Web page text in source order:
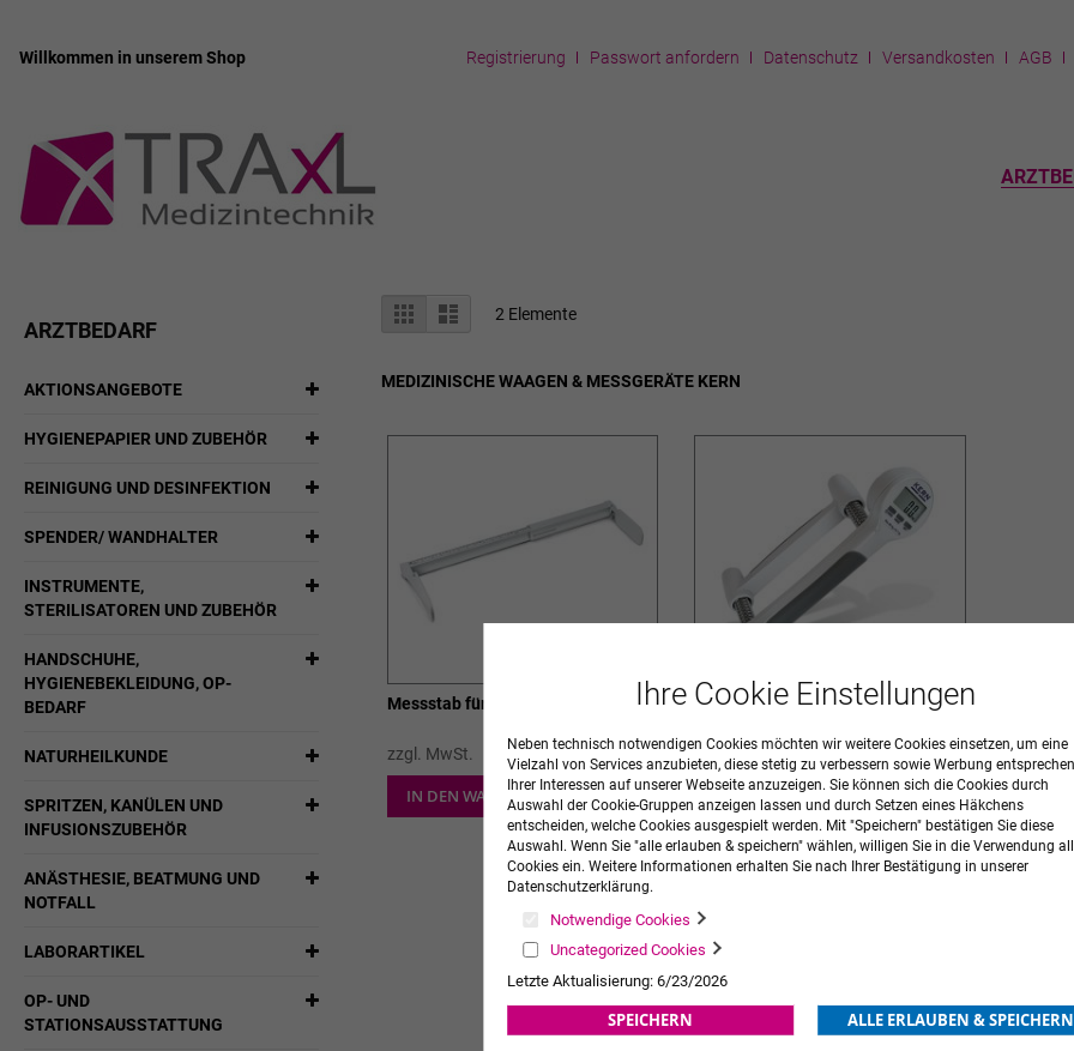
Zum
Willkommen in unserem Shop Registrierung Passwort anfordern Datenschutz Versandkosten AGB
Anzeigen
als
Liste Liste 2 Elemente
MEDIZINISCHE WAAGEN & MESSGERÄTE KERN
Messstab für Babywaage
zzgl. MwSt. 139,00 €
IN DEN WARENKORB ZUR
WUNSCHLISTE
HINZUFÜGEN
Handkraftmesser KERN MAP
zzgl. MwSt. 229,00 €
IN DEN WARENKORB ZUR
WUNSCHLISTE
HINZUFÜGEN
ARZTBEDARF
AKTIONSANGEBOTE
HYGIENEPAPIER UND ZUBEHÖR
REINIGUNG UND DESINFEKTION
SPENDER/ WANDHALTER
INSTRUMENTE,
STERILISATOREN UND ZUBEHÖR
HANDSCHUHE,
HYGIENEBEKLEIDUNG, OP-
BEDARF
NATURHEILKUNDE
SPRITZEN, KANÜLEN UND
INFUSIONSZUBEHÖR
ANÄSTHESIE, BEATMUNG UND
NOTFALL
LABORARTIKEL
OP- UND
STATIONSAUSSTATTUNG
Ihre Cookie Einstellungen
Neben technisch notwendigen Cookies möchten wir weitere Cookies einsetzen, um eine
Vielzahl von Services anzubieten, diese stetig zu verbessern sowie Werbung
Ihrer Interessen auf unserer Webseite anzuzeigen. Sie können sich die Cookies durch
Auswahl der Cookie-Gruppen anzeigen lassen und durch Setzen eines Häkchens
entscheiden, welche Cookies ausgespielt werden. Mit "Speichern" bestätigen Sie diese
Auswahl. Wenn Sie "alle erlauben & speichern" wählen, willigen Sie in die Verwendung
Cookies ein. Weitere Informationen erhalten Sie nach Ihrer Bestätigung in unserer
Datenschutzerklärung.
Notwendige Cookies
Uncategorized Cookies
Letzte Aktualisierung: 6/23/2026
SPEICHERN ALLE ERLAUBEN & SPEICHERN